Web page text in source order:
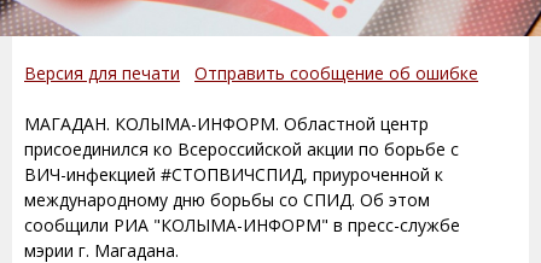
Версия для печати Отправить сообщение об ошибке
МАГАДАН. КОЛЫМА-ИНФОРМ. Областной центр
присоединился ко Всероссийской акции по борьбе с
ВИЧ-инфекцией #СТОПВИЧСПИД, приуроченной к
международному дню борьбы со СПИД. Об этом
сообщили РИА "КОЛЫМА-ИНФОРМ" в пресс-службе
мэрии г. Магадана.